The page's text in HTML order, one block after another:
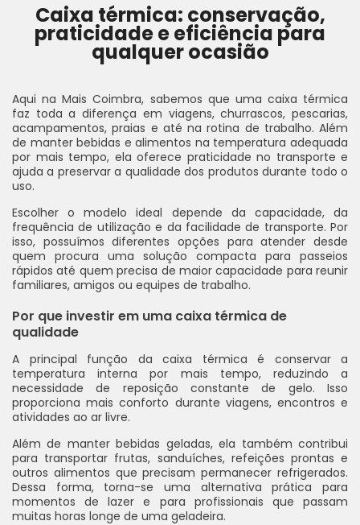
Caixa térmica: conservação,
praticidade e eficiência para
qualquer ocasião
Aqui na Mais Coimbra, sabemos que uma caixa térmica
faz toda a diferença em viagens, churrascos, pescarias,
acampamentos, praias e até na rotina de trabalho. Além
de manter bebidas e alimentos na temperatura adequada
por mais tempo, ela oferece praticidade no transporte e
ajuda a preservar a qualidade dos produtos durante todo o
uso.
Escolher o modelo ideal depende da capacidade, da
frequência de utilização e da facilidade de transporte. Por
isso, possuímos diferentes opções para atender desde
quem procura uma solução compacta para passeios
rápidos até quem precisa de maior capacidade para reunir
familiares, amigos ou equipes de trabalho.
Por que investir em uma caixa térmica de
qualidade
A principal função da caixa térmica é conservar a
temperatura interna por mais tempo, reduzindo a
necessidade de reposição constante de gelo. Isso
proporciona mais conforto durante viagens, encontros e
atividades ao ar livre.
Além de manter bebidas geladas, ela também contribui
para transportar frutas, sanduíches, refeições prontas e
outros alimentos que precisam permanecer refrigerados.
Dessa forma, torna-se uma alternativa prática para
momentos de lazer e para profissionais que passam
muitas horas longe de uma geladeira.